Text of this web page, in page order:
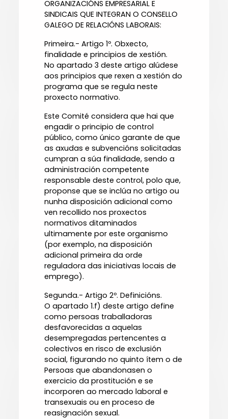
ORGANIZACIÓNS EMPRESARIAL E
SINDICAIS QUE INTEGRAN O CONSELLO
GALEGO DE RELACIÓNS LABORAIS:
Primeira.- Artigo 1º. Obxecto,
finalidade e principios de xestión.
No apartado 3 deste artigo alúdese
aos principios que rexen a xestión do
programa que se regula neste
proxecto normativo.
Este Comité considera que hai que
engadir o principio de control
público, como único garante de que
as axudas e subvencións solicitadas
cumpran a súa finalidade, sendo a
administración competente
responsable deste control, polo que,
proponse que se inclúa no artigo ou
nunha disposición adicional como
ven recollido nos proxectos
normativos ditaminados
ultimamente por este organismo
(por exemplo, na disposición
adicional primeira da orde
reguladora das iniciativas locais de
emprego).
Segunda.- Artigo 2º. Definicións.
O apartado 1.f) deste artigo define
como persoas traballadoras
desfavorecidas a aquelas
desempregadas pertencentes a
colectivos en risco de exclusión
social, figurando no quinto ítem o de
Persoas que abandonasen o
exercicio da prostitución e se
incorporen ao mercado laboral e
transexuais ou en proceso de
reasignación sexual.